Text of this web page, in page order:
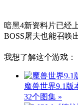
暗黑4新资料片已经
BOSS屠夫也能召唤
我想了解这个游戏：
魔兽世界9.1版
32个图集 »